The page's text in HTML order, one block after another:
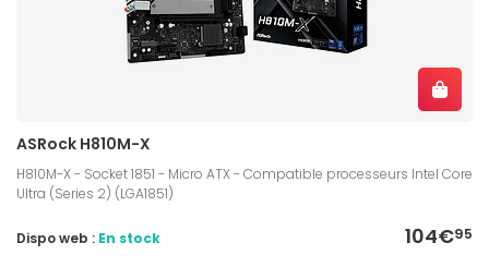
ASRock H810M-X
H810M-X - Socket 1851 - Micro ATX - Compatible processeurs Intel Core
Ultra (Series 2) (LGA1851)
104€95
Dispo web : En stock